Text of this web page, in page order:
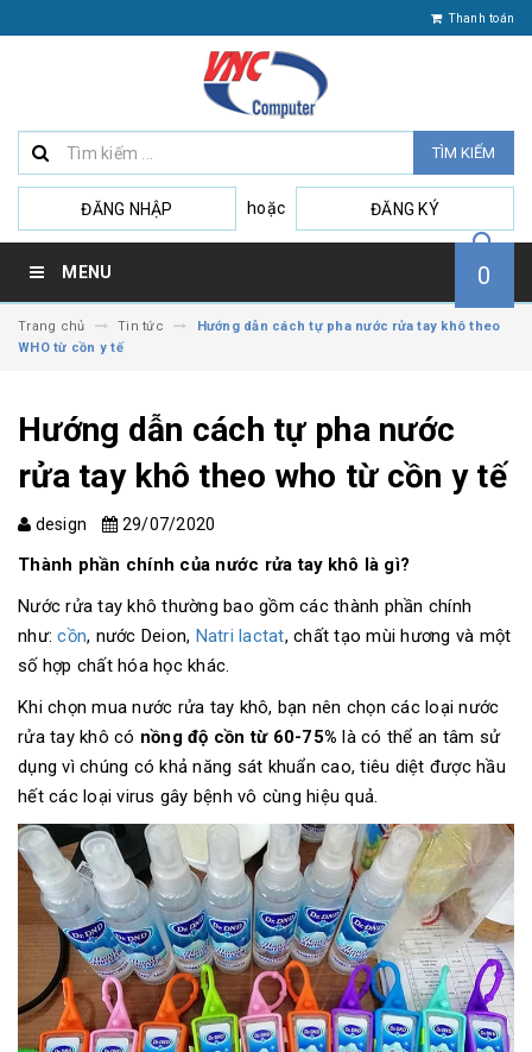
Thanh toán
TÌM KIẾM
ĐĂNG NHẬP hoặc ĐĂNG KÝ
MENU 0
Trang chủ Tin tức
Hướng dẫn cách tự pha nước rửa tay khô theo
WHO từ cồn y tế
Hướng dẫn cách tự pha nước
rửa tay khô theo who từ cồn y tế
design 29/07/2020
Thành phần chính của nước rửa tay khô là gì?
Nước rửa tay khô thường bao gồm các thành phần chính
như:cồn, nước Deion, Natri lactat, chất tạo mùi hương và một
số hợp chất hóa học khác.
Khi chọn mua nước rửa tay khô, bạn nên chọn các loại nước
rửa tay khô có nồng độ cồn từ 60-75% là có thể an tâm sử
dụng vì chúng có khả năng sát khuẩn cao, tiêu diệt được hầu
hết các loại virus gây bệnh vô cùng hiệu quả.